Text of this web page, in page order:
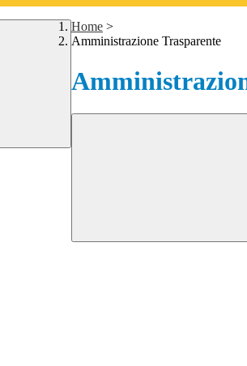
Home >
Amministrazione Trasparente